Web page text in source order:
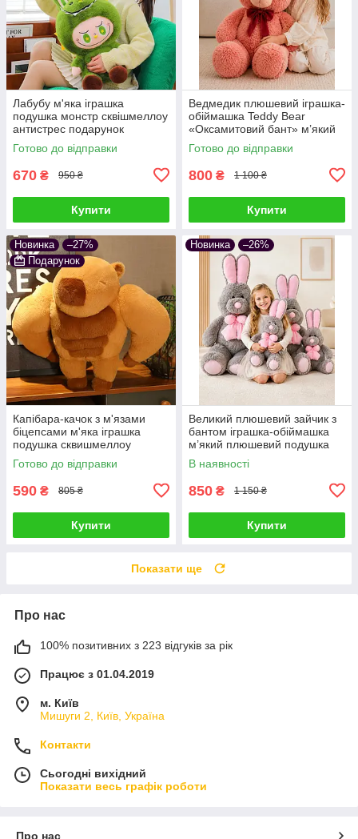
Лабубу м'яка іграшка
подушка монстр сквішмеллоу
антистрес подарунок
Готово до відправки
670 ₴ 950 ₴
Купити
Ведмедик плюшевий іграшка-
обіймашка Teddy Bear
«Оксамитовий бант» м’який
подушка сквішмеллоу
антистрес подарунок дітям та
Готово до відправки
800 ₴ 1 100 ₴
Купити
Новинка
–27%
Подарунок
Капібара-качок з м'язами
біцепсами м'яка іграшка
подушка сквишмеллоу
спортсмен антистрес на
подарунок накачений
Готово до відправки
590 ₴ 805 ₴
Купити
Новинка –26%
Великий плюшевий зайчик з
бантом іграшка-обіймашка
м’який плюшевий подушка
сквішмеллоу антистрес
подарунок дітям та дорослим
В наявності
850 ₴ 1 150 ₴
Купити
Показати ще
Про нас
100% позитивних з 223 відгуків за рік
Працює з 01.04.2019
м. Київ
Мишуги 2, Київ, Україна
Контакти
Сьогодні вихідний
Показати весь графік роботи
Про нас